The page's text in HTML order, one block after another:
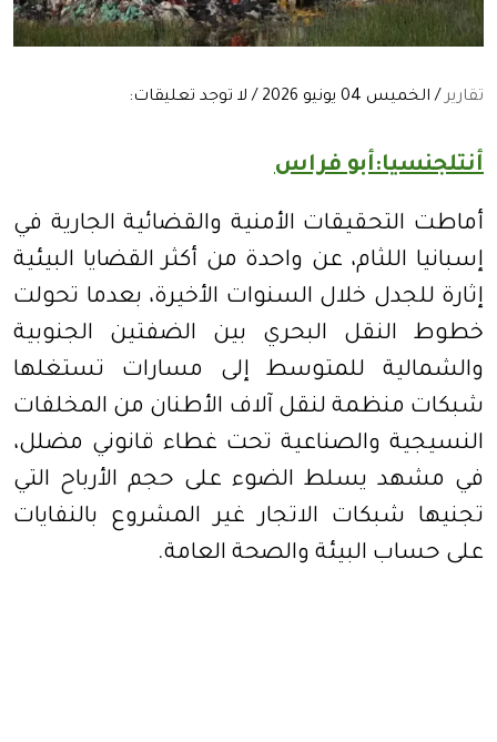
تقارير/ الخميس 04 يونيو 2026 / لا توجد تعليقات:
أنتلجنسيا:أبو فراس
أماطت التحقيقات الأمنية والقضائية الجارية في
إسبانيا اللثام، عن واحدة من أكثر القضايا البيئية
إثارة للجدل خلال السنوات الأخيرة، بعدما تحولت
خطوط النقل البحري بين الضفتين الجنوبية
والشمالية للمتوسط إلى مسارات تستغلها
شبكات منظمة لنقل آلاف الأطنان من المخلفات
النسيجية والصناعية تحت غطاء قانوني مضلل،
في مشهد يسلط الضوء على حجم الأرباح التي
تجنيها شبكات الاتجار غير المشروع بالنفايات
على حساب البيئة والصحة العامة.